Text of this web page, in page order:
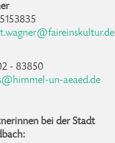
- 83850
un-aeaed.de
bei der Stadt